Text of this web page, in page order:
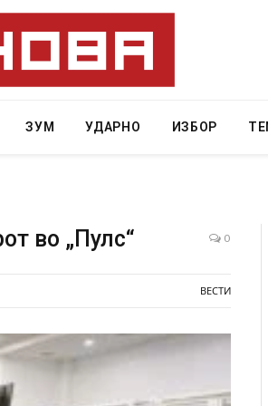
ЗУМ УДАРНО ИЗБОР
во „Пулс“ 0
ВЕСТИ